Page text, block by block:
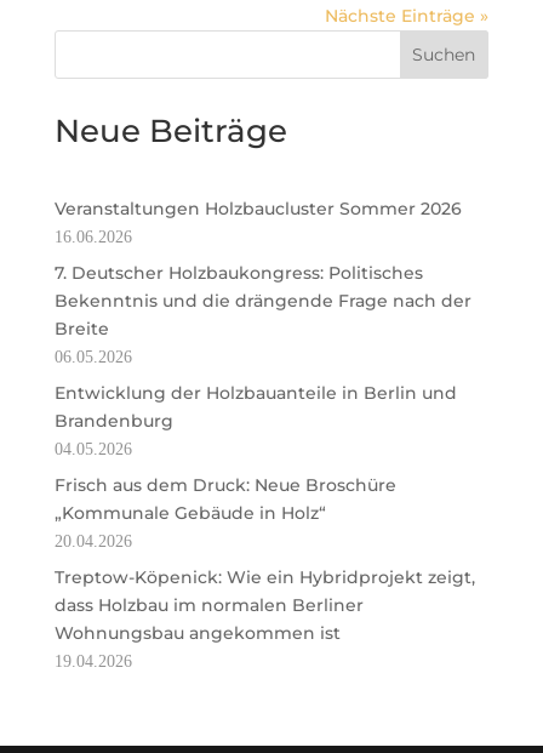
Nächste Einträge »
Suchen
Neue Beiträge
Veranstaltungen Holzbaucluster Sommer 2026
16.06.2026
7. Deutscher Holzbaukongress: Politisches
Bekenntnis und die drängende Frage nach der
Breite
06.05.2026
Entwicklung der Holzbauanteile in Berlin und
Brandenburg
04.05.2026
Frisch aus dem Druck: Neue Broschüre
„Kommunale Gebäude in Holz“
20.04.2026
Treptow-Köpenick: Wie ein Hybridprojekt zeigt,
dass Holzbau im normalen Berliner
Wohnungsbau angekommen ist
19.04.2026